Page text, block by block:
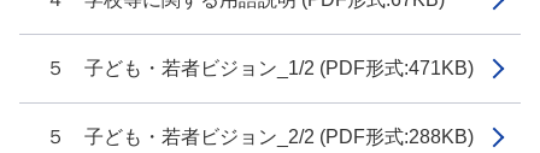
５ 子ども・若者ビジョン_1/2 (PDF形式:471KB)
５ 子ども・若者ビジョン_2/2 (PDF形式:288KB)